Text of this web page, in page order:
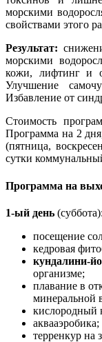
морскими
свойствами этого
Результат:
морскими
кожи, лифтинг и
Улучшение
Избавление от
Стоимость
Программа на 2
(пятница,
сутки
Программа на
1-ый день (суббота):
посещение
кедровая
кундалини-
организме;
плавание в
минеральной
кислородный
аквааэробика;
терренкур на